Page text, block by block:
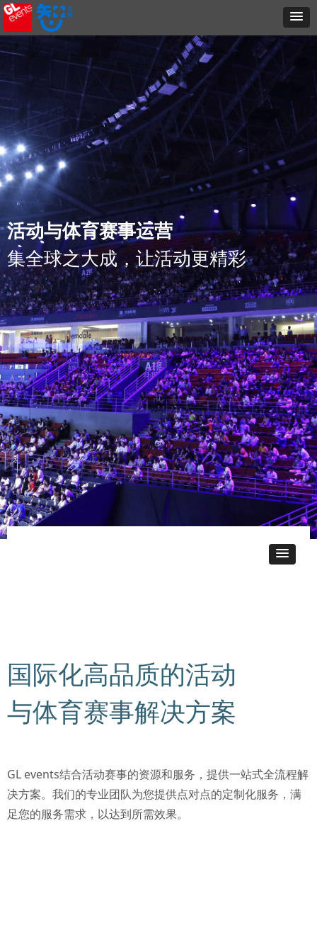
国际化高品质的活动
与体育赛事解决方案
GL events结合活动赛事的资源和服务，提供一站式全流程解
决方案。我们的专业团队为您提供点对点的定制化服务，满
足您的服务需求，以达到所需效果。
活动与体育赛事运营
集全球之大成，让活动更精彩